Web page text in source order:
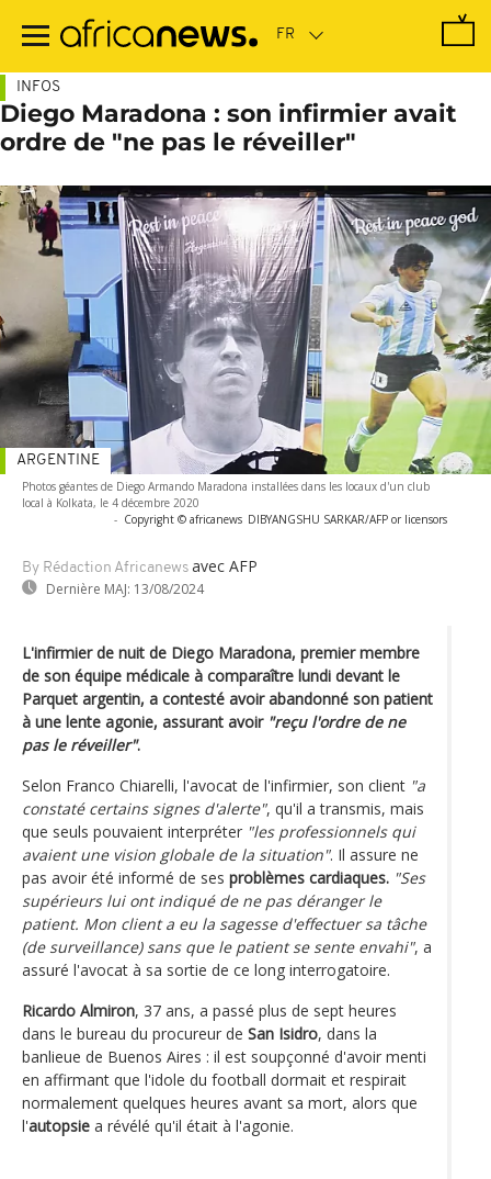
contenu
INFOS
Diego Maradona : son infirmier avait
ordre de "ne pas le réveiller"
Photos géantes de Diego Armando Maradona installées dans les locaux d'un club
local à Kolkata, le 4 décembre 2020
- Copyright © africanews DIBYANGSHU SARKAR/AFP or licensors
By Rédaction Africanews avec AFP
Dernière MAJ: 13/08/2024
ARGENTINE
L'infirmier de nuit de Diego Maradona, premier membre
de son équipe médicale à comparaître lundi devant le
Parquet argentin, a contesté avoir abandonné son patient
à une lente agonie, assurant avoir "reçu l'ordre de ne
pas le réveiller".
Selon Franco Chiarelli, l'avocat de l'infirmier, son client "a
constaté certains signes d'alerte", qu'il a transmis, mais
que seuls pouvaient interpréter "les professionnels qui
avaient une vision globale de la situation". Il assure ne
pas avoir été informé de ses problèmes cardiaques. "Ses
supérieurs lui ont indiqué de ne pas déranger le
patient. Mon client a eu la sagesse d'effectuer sa tâche
(de surveillance) sans que le patient se sente envahi", a
assuré l'avocat à sa sortie de ce long interrogatoire.
Ricardo Almiron, 37 ans, a passé plus de sept heures
dans le bureau du procureur de San Isidro, dans la
banlieue de Buenos Aires : il est soupçonné d'avoir menti
en affirmant que l'idole du football dormait et respirait
normalement quelques heures avant sa mort, alors que
l'autopsie a révélé qu'il était à l'agonie.